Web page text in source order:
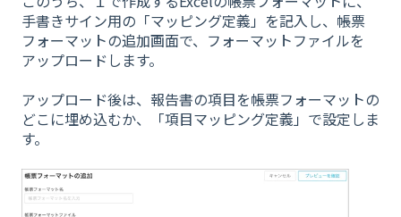
手書きサイン用の「マッピング定義」を記入し、帳票
フォーマットの追加画面で、フォーマットファイルを
アップロードします。
アップロード後は、報告書の項目を帳票フォーマットの
どこに埋め込むか、「項目マッピング定義」で設定しま
す。